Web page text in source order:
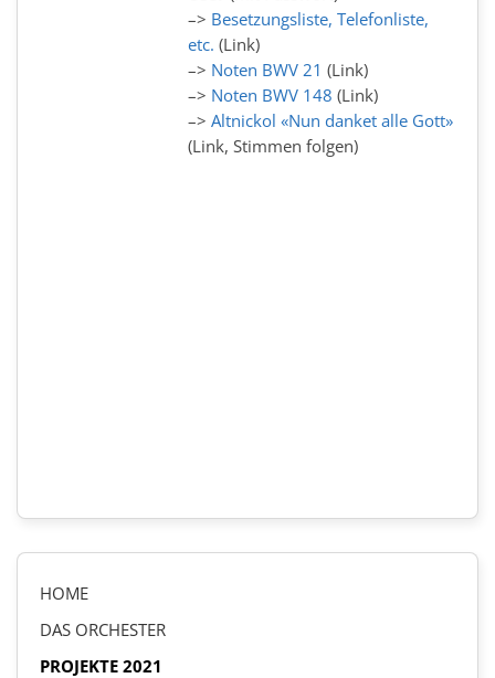
–> Besetzungsliste, Telefonliste,
etc. (Link)
–> Noten BWV 21 (Link)
–> Noten BWV 148 (Link)
–> Altnickol «Nun danket alle Gott»
(Link, Stimmen folgen)
HOME
DAS ORCHESTER
PROJEKTE 2021